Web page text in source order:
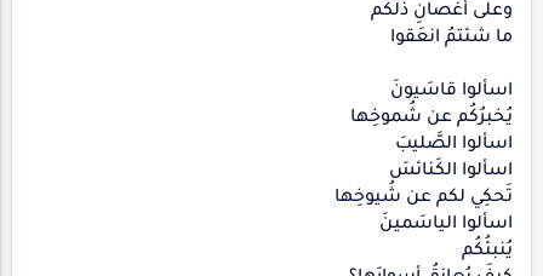
وعلى أغصانِ ذُلِّكُم
ما شئتمُ انعَقوا
اسألوا قاسَيونَ
يُخبرُكُم عن شُموخِها
اسألوا الصَّليبَ
اسألوا الكَنائسَ
تَحكِي لكم عن شُيوخِها
اسألوا الياسَمينَ
يُنبئُكُم